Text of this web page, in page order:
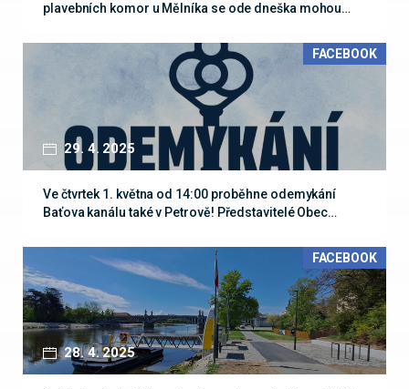
plavebních komor u Mělníka se ode dneška mohou…
29. 4. 2025
FACEBOOK
Ve čtvrtek 1. května od 14:00 proběhne odemykání
Baťova kanálu také v Petrově! Představitelé Obec…
28. 4. 2025
FACEBOOK